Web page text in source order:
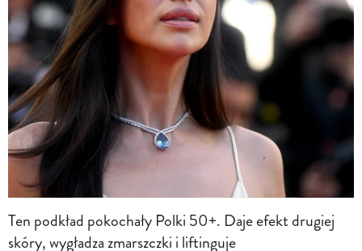
Ten podkład pokochały Polki 50+. Daje efekt drugiej
skóry, wygładza zmarszczki i liftinguje